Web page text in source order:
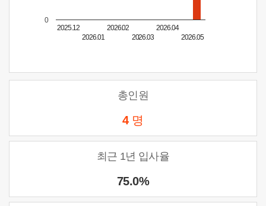
2025.12
2026.01
2026.02
2026.03
2026.04
2026.05
0
총인원
4 명
최근 1년 입사율
75.0%